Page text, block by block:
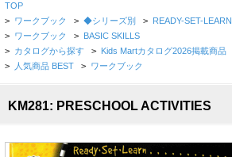
TOP
> ワークブック > ◆シリーズ別 > READY-SET-LEARN
> ワークブック > BASIC SKILLS
> カタログから探す > Kids Martカタログ2026掲載商品
> 人気商品 BEST > ワークブック
KM281: PRESCHOOL ACTIVITIES